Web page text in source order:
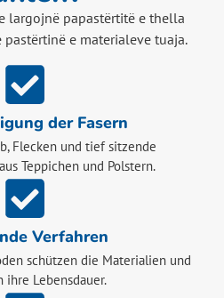
largojnë papastërtitë e thella
e materialeve tuaja.
der Fasern
Flecken und tief sitzende
Teppichen und Polstern.
Verfahren
schützen die Materialien und
ihre Lebensdauer.